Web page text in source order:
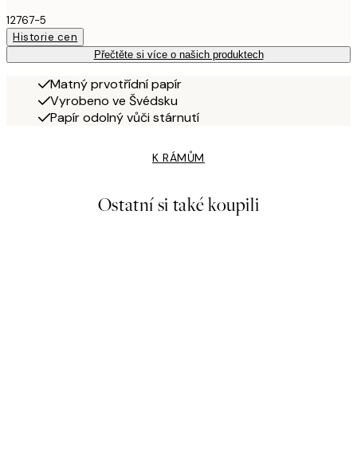
12767-5
Historie cen
Přečtěte si více o našich produktech
Matný prvotřídní papír
Vyrobeno ve Švédsku
Papír odolný vůči stárnutí
K RÁMŮM
Ostatní si také koupili